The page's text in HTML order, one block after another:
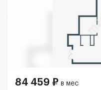
84 459 ₽ в мес